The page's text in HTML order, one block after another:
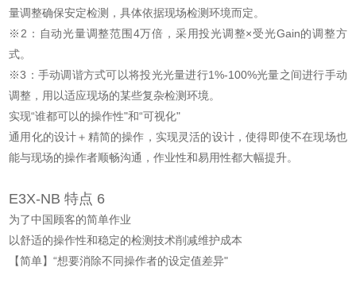
量调整确保安定检测，具体依据现场检测环境而定。
※2：自动光量调整范围4万倍，采用投光调整×受光Gain的调整方
式。
※3：手动调谐方式可以将投光光量进行1%-100%光量之间进行手动
调整，用以适应现场的某些复杂检测环境。
实现“谁都可以的操作性"和“可视化"
通用化的设计＋精简的操作，实现灵活的设计，使得即使不在现场也
能与现场的操作者顺畅沟通，作业性和易用性都大幅提升。
E3X-NB 特点 6
为了中国顾客的简单作业
以舒适的操作性和稳定的检测技术削减维护成本
【简单】“想要消除不同操作者的设定值差异"